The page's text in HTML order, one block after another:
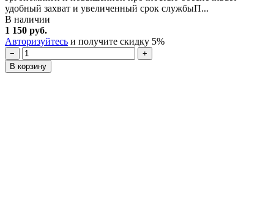
удобный захват и увеличенный срок службыП...
В наличии
1 150 руб.
Авторизуйтесь и получите скидку 5%
−
+
В корзину